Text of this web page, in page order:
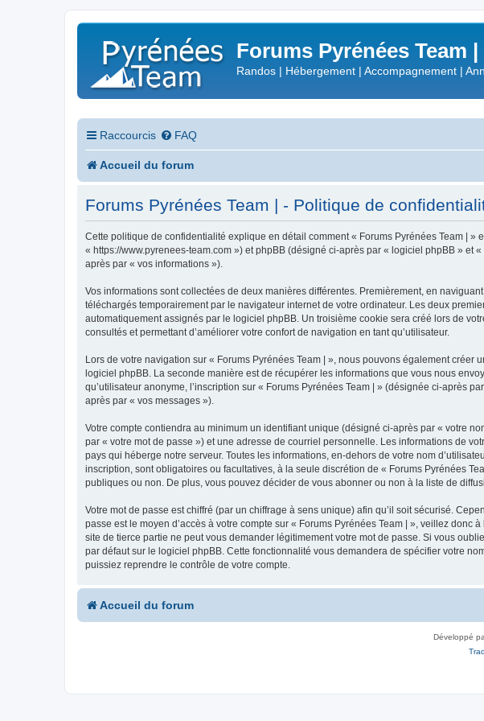
Forums Pyrénées Team |
Randos | Hébergement | Accompagnement |
Raccourcis FAQ
Accueil du forum
Forums Pyrénées Team | - Politique de
Cette politique de confidentialité explique en détail comment « Forums Pyrénées Team |
« https://www.pyrenees-team.com ») et phpBB (désigné ci-après par « logiciel phpBB »
après par « vos informations »).
Vos informations sont collectées de deux manières différentes. Premièrement, en
téléchargés temporairement par le navigateur internet de votre ordinateur. Les deux
automatiquement assignés par le logiciel phpBB. Un troisième cookie sera créé lors de
consultés et permettant d’améliorer votre confort de navigation en tant qu’utilisateur.
Lors de votre navigation sur « Forums Pyrénées Team | », nous pouvons également
logiciel phpBB. La seconde manière est de récupérer les informations que vous nous
qu’utilisateur anonyme, l’inscription sur « Forums Pyrénées Team | » (désignée ci-après
après par « vos messages »).
Votre compte contiendra au minimum un identifiant unique (désigné ci-après par « votre
par « votre mot de passe ») et une adresse de courriel personnelle. Les informations de
pays qui héberge notre serveur. Toutes les informations, en-dehors de votre nom
inscription, sont obligatoires ou facultatives, à la seule discrétion de « Forums Pyrénées
publiques ou non. De plus, vous pouvez décider de vous abonner ou non à la liste de
Votre mot de passe est chiffré (par un chiffrage à sens unique) afin qu’il soit sécurisé.
passe est le moyen d’accès à votre compte sur « Forums Pyrénées Team | », veillez
site de tierce partie ne peut vous demander légitimement votre mot de passe. Si vous
par défaut sur le logiciel phpBB. Cette fonctionnalité vous demandera de spécifier votre
puissiez reprendre le contrôle de votre compte.
Accueil du forum
Développé